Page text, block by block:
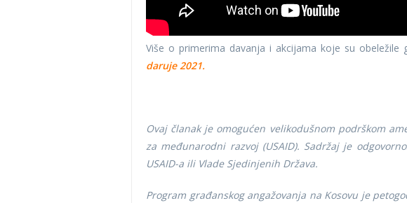
Više o primerima davanja i akcijama koje su obeležile
daruje 2021.
Ovaj članak je omogućen velikodušnom podrškom
za međunarodni razvoj (USAID). Sadržaj je
USAID-a ili Vlade Sjedinjenih Država.
Program građanskog angažovanja na Kosovu je